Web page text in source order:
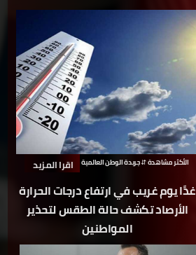
اقرا المزيد الأكثر مشاهدة ⇵ جريدة الوطن العالمية
غدًا يوم غريب في ارتفاع درجات الحرارة
الأرصاد تكشف حالة الطقس لتحذير
المواطنين